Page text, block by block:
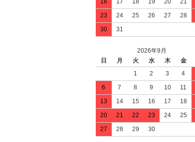
16
17 18 19 20 21
23
24 25 26 27 28
30
31
2026年9月
日
月 火 水 木 金
1
2 3 4
6
7 8 9 10 11
13
14 15 16 17 18
20
21 22 23 24 25
27
28 29 30